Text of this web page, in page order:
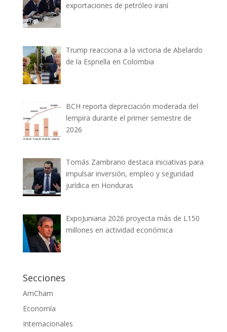
exportaciones de petróleo iraní
Trump reacciona a la victoria de Abelardo
de la Espriella en Colombia
BCH reporta depreciación moderada del
lempira durante el primer semestre de
2026
Tomás Zambrano destaca iniciativas para
impulsar inversión, empleo y seguridad
jurídica en Honduras
ExpoJuniana 2026 proyecta más de L150
millones en actividad económica
Secciones
AmCham
Economía
Internacionales